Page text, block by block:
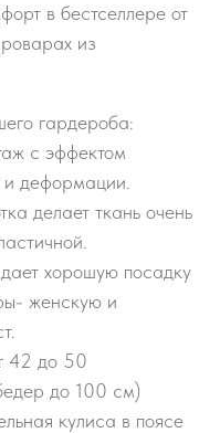
в бестселлере от
из
гардероба:
с эффектом
и деформации.
делает ткань очень
хорошую посадку
женскую и
42 до 50
до 100 см)
кулиса в поясе